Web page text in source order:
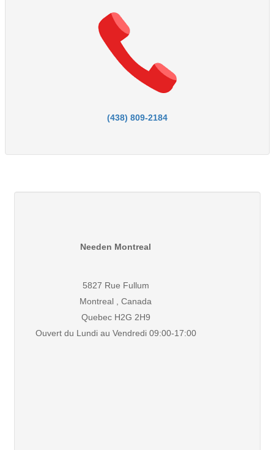
(438) 809-2184
Needen Montreal
5827 Rue Fullum
Montreal , Canada
Quebec H2G 2H9
Ouvert du Lundi au Vendredi 09:00-17:00